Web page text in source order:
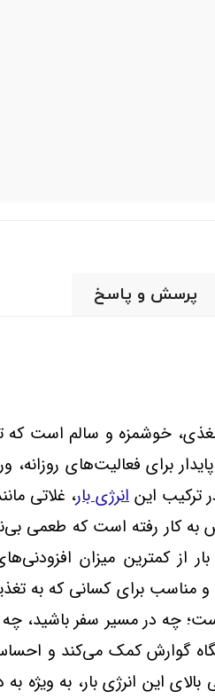
پرسش و پاسخ
خوشمزه و سالم است که
برای فعالیت‌های روزانه،
ترکیب این انرژی بار، غلاتی
رفته است که طعمی بی‌نظیر
از کمترین میزان
برای کسانی که به
چه در مسیر سفر باشید،
گوارش کمک می‌کند و احساس
این انرژی بار، به ویژه